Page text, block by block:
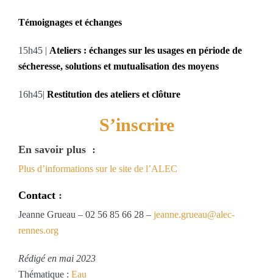
Témoignages et échanges
15h45 | Ateliers : échanges sur les usages en période de
sécheresse, solutions et mutualisation des moyens
16h45| Restitution des ateliers et clôture
S’inscrire
En savoir plus :
Plus d’informations sur le site de l’ALEC
Contact :
Jeanne Grueau – 02 56 85 66 28 – jeanne.grueau@alec-
rennes.org
Rédigé en mai 2023
Thématique : Eau